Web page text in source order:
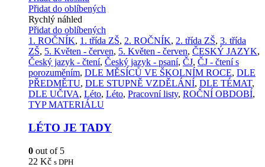
Přidat do oblíbených
Rychlý náhled
Přidat do oblíbených
1. ROČNÍK, 1. třída ZŠ, 2. ROČNÍK, 2. třída ZŠ, 3. třída
ZŠ, 5. Květen - červen, 5. Květen - červen, ČESKÝ JAZYK,
Český jazyk - čtení, Český jazyk - psaní, ČJ, ČJ - čtení s
porozuměním, DLE MĚSÍCŮ VE ŠKOLNÍM ROCE, DLE
PŘEDMĚTU, DLE STUPNĚ VZDĚLÁNÍ, DLE TÉMAT,
DLE UČIVA, Léto, Léto, Pracovní listy, ROČNÍ OBDOBÍ,
TYP MATERIÁLU
LÉTO JE TADY
0 out of 5
22 Kč s DPH